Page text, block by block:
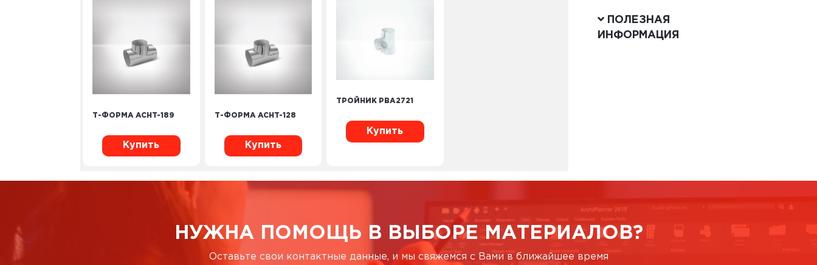
Т-ФОРМА ACHT-189
Купить
Т-ФОРМА ACHT-128
Купить
ТРОЙНИК PBA2721
Купить
ПОЛЕЗНАЯ
ИНФОРМАЦИЯ
НУЖНА ПОМОЩЬ В ВЫБОРЕ МАТЕРИАЛОВ?
Оставьте свои контактные данные, и мы свяжемся с Вами в ближайшее время